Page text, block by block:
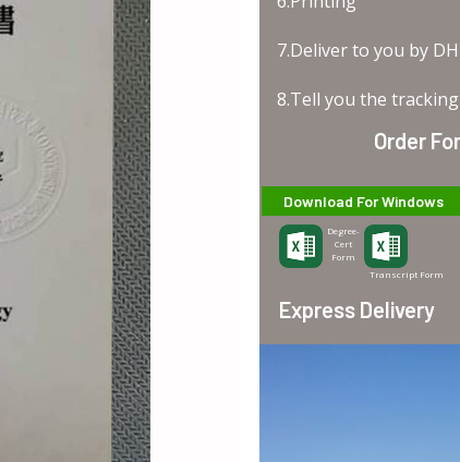
7.Deliver to you by
8.Tell you the
Order
Download For Windows
Degree-
Cert
Form
Transcript Form
Express Delivery